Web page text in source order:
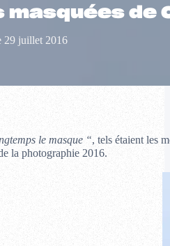
masquées
juillet 2016
le masque “, tels étaient les
la photographie 2016.